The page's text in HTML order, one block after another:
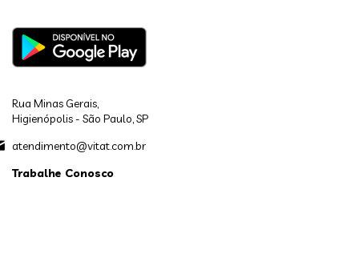
Rua Minas Gerais,
Higienópolis - São Paulo, SP
atendimento@vitat.com.br
Trabalhe Conosco